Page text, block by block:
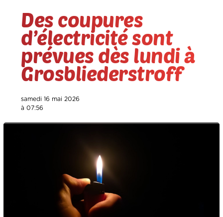
Des coupures
d’électricité sont
prévues dès lundi à
Grosbliederstroff
samedi 16 mai 2026
à 07:56